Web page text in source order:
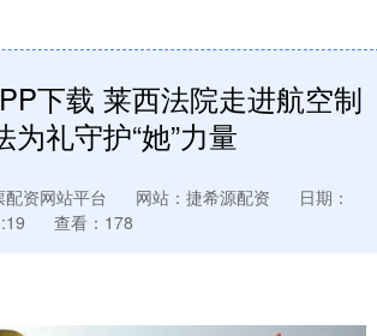
下载 莱西法院走进航空制
为礼守护“她”力量
资网站平台 网站：捷希源配资
日期：
查看：178